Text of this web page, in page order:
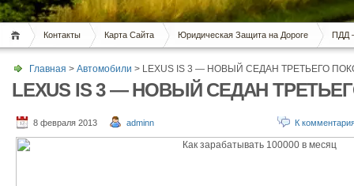
Контакты Карта Сайта Юридическая Защита на Дороге ПДД
Главная > Автомобили > LEXUS IS 3 — НОВЫЙ СЕДАН ТРЕТЬЕГО
LEXUS IS 3 — НОВЫЙ СЕДАН
8 февраля 2013 adminn К